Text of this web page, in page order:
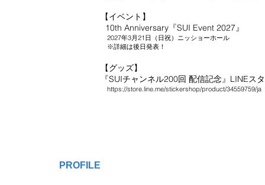
【イベント】
10th Anniversary『SUI Event 2027』
2027年3月21日（日祝）ニッショーホール
※詳細は後日発表！
【グッズ】
『SUIチャンネル200回 配信記念』LINEス
https://store.line.me/stickershop/product/34559759/ja
PROFILE